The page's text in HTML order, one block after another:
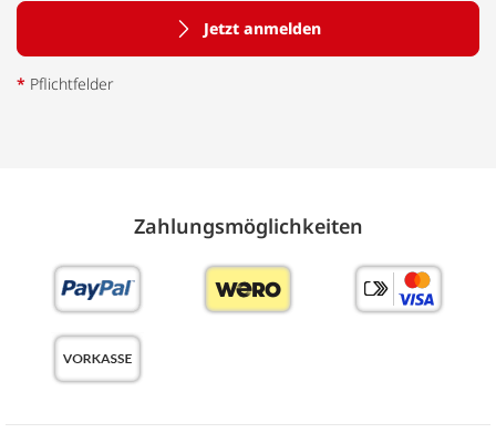
Jetzt anmelden
* Pflichtfelder
Zahlungs­möglich­keiten